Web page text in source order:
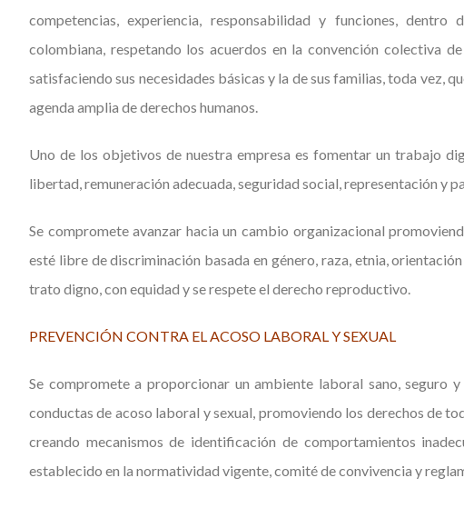
competencias, experiencia, responsabilidad y funciones,
colombiana, respetando los acuerdos en la convención colectiva
satisfaciendo sus necesidades básicas y la de sus familias, toda vez,
agenda amplia de derechos humanos.
Uno de los objetivos de nuestra empresa es fomentar un trabajo
libertad, remuneración adecuada, seguridad social, representación y
Se compromete avanzar hacia un cambio organizacional
esté libre de discriminación basada en género, raza, etnia,
trato digno, con equidad y se respete el derecho reproductivo.
PREVENCIÓN CONTRA EL ACOSO LABORAL Y SEXUAL
Se compromete a proporcionar un ambiente laboral sano, seguro
conductas de acoso laboral y sexual, promoviendo los derechos de
creando mecanismos de identificación de comportamientos
establecido en la normatividad vigente, comité de convivencia y